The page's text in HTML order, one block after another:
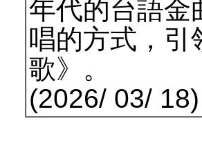
年代的台語金
唱的方式，引
歌》。
(2026/ 03/ 18)